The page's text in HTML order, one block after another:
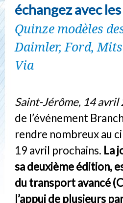
échangez avec
Quinze modèles
Daimler, Ford,
Via
Saint-Jérôme, 14 avril
de l’événement
rendre nombreux au
19 avril prochains. La
sa deuxième édition,
du transport avancé
l’appui de plusieurs